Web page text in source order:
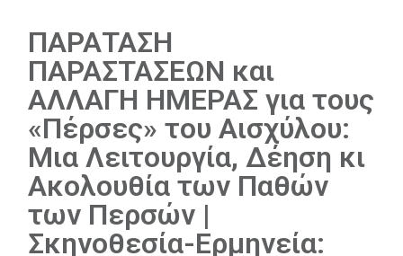
ΠΑΡΑΤΑΣΗ
ΠΑΡΑΣΤΑΣΕΩΝ και
ΑΛΛΑΓΗ ΗΜΕΡΑΣ για τους
«Πέρσες» του Αισχύλου:
Μια Λειτουργία, Δέηση κι
Ακολουθία των Παθών
των Περσών |
Σκηνοθεσία-Ερμηνεία: